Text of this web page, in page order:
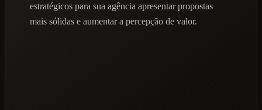
estratégicos para sua agência apresentar propostas
mais sólidas e aumentar a percepção de valor.